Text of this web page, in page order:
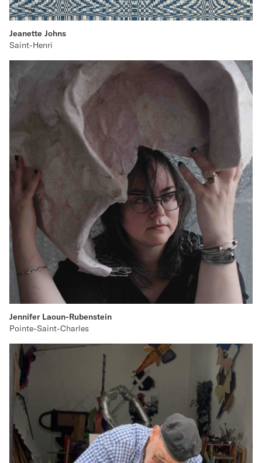
Jeanette Johns
Saint-Henri
Jennifer Laoun-Rubenstein
Pointe-Saint-Charles